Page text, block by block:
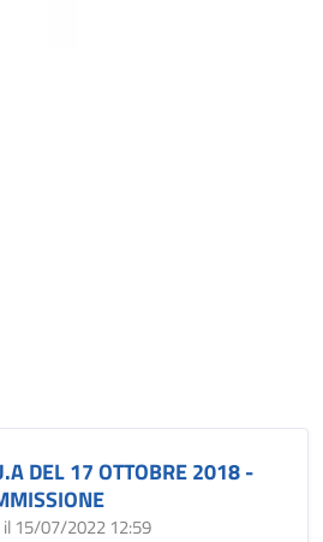
DEL 17 OTTOBRE 2018 -
15/07/2022 12:59